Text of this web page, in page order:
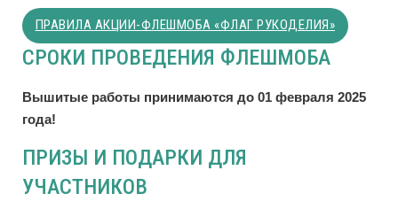
ПРАВИЛА АКЦИИ-ФЛЕШМОБА «ФЛАГ РУКОДЕЛИЯ»
СРОКИ ПРОВЕДЕНИЯ ФЛЕШМОБА
Вышитые работы принимаются до 01 февраля 2025
года!
ПРИЗЫ И ПОДАРКИ ДЛЯ
УЧАСТНИКОВ